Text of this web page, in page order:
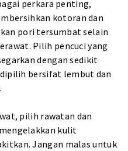
perkara penting,
kotoran dan
pori tersumbat selain
Pilih pencuci yang
dengan sedikit
dipilih bersifat lembut dan
pilih rawatan dan
kulit
Jangan malas untuk